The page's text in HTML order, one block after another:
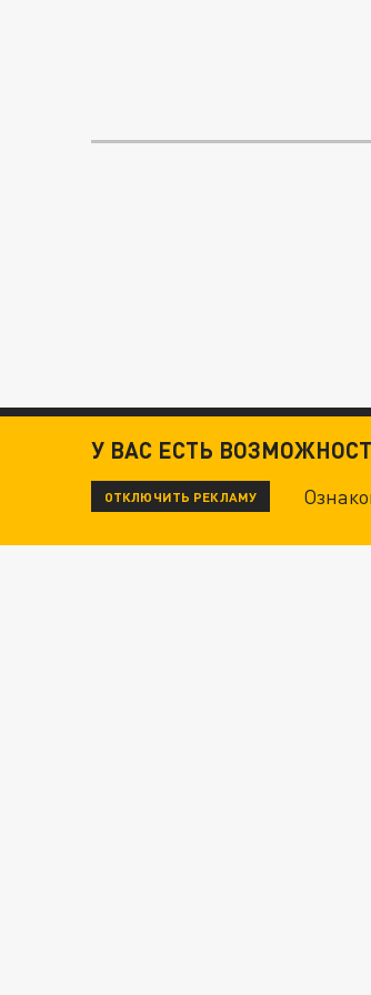
У ВАС ЕСТЬ
ОТКЛЮЧИТЬ РЕКЛАМУ